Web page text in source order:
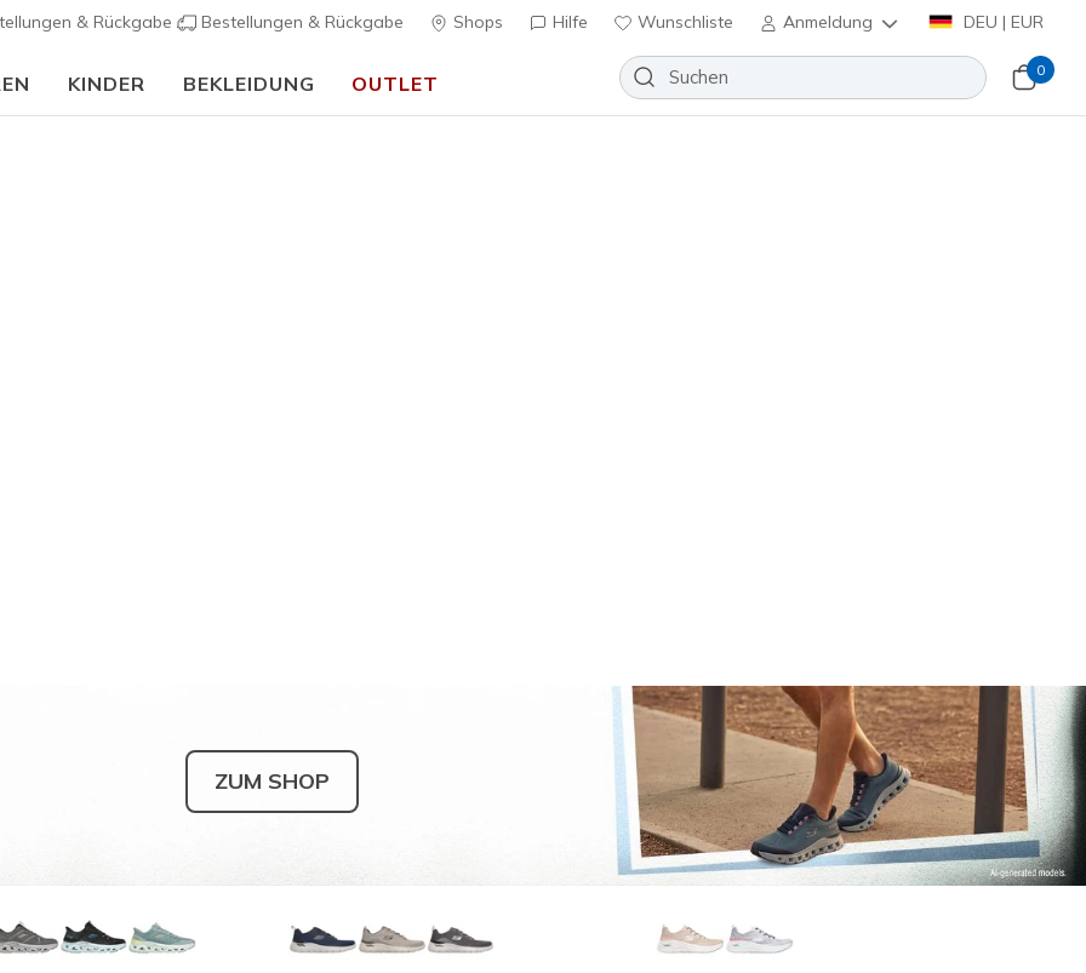
& Rückgabe Bestellungen & Rückgabe Shops Hilfe Wunschliste Anmeldung DEU | EUR
KINDER BEKLEIDUNG OUTLET
0
ZUM SHOP